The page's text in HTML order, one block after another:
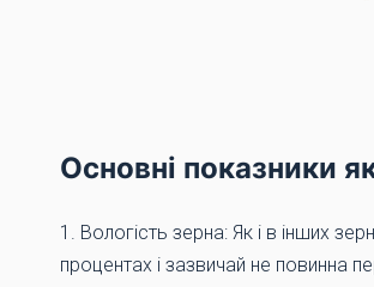
Основні показники
Вологість зерна: Як і в інших
процентах і зазвичай не повинна